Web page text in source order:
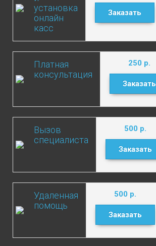
установка
онлайн
касс
Заказать
Платная
консультация
250 р.
Заказать
Вызов
специалиста
500 р.
Заказать
Удаленная
помощь
500 р.
Заказать